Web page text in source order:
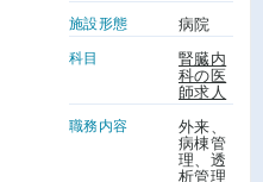
施設形態 病院
科目
腎臓内
科の医
師求人
職務内容
外来、
病棟管
理、透
析管理